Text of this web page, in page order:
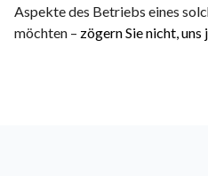
Aspekte des Betriebs eines
möchten – zögern Sie nicht,